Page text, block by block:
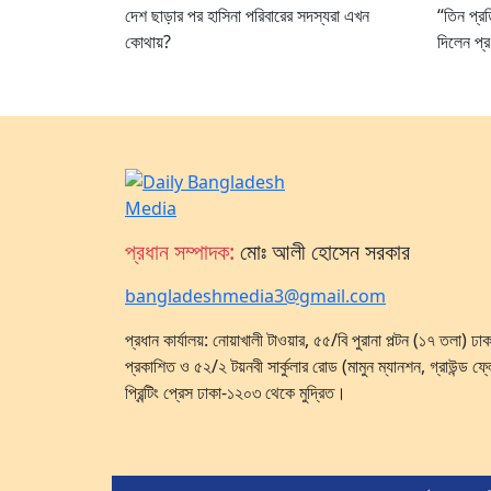
দেশ ছাড়ার পর হাসিনা পরিবারের সদস্যরা এখন
কোথায়?
“তিন
দিলেন
প্রধান সম্পাদক: মোঃ আলী হোসেন সরকার
bangladeshmedia3@gmail.com
প্রধান কার্যালয়: নোয়াখালী টাওয়ার, ৫৫/বি পুরানা পল্টন (১৭ তলা)
প্রকাশিত ও ৫২/২ টয়নবী সার্কুলার রোড (মামুন ম্যানশন, গ্রাউন্ড
প্রিন্টিং প্রেস ঢাকা-১২০৩ থেকে মুদ্রিত।